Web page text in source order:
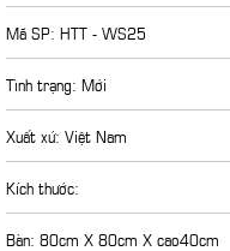
Mã SP: HTT - WS25
Tình trạng: Mới
Xuất xứ: Việt Nam
Kích thước:
Bàn: 80cm X 80cm X cao40cm